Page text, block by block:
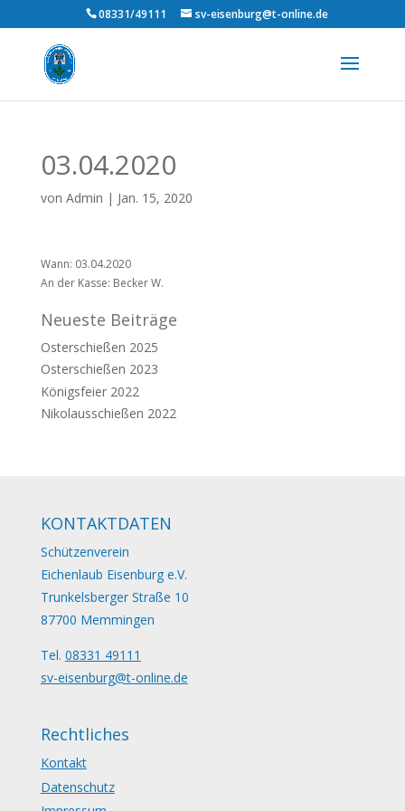
08331/49111 sv-eisenburg@t-online.de
03.04.2020
von Admin | Jan. 15, 2020
Wann: 03.04.2020
An der Kasse: Becker W.
Neueste Beiträge
Osterschießen 2025
Osterschießen 2023
Königsfeier 2022
Nikolausschießen 2022
KONTAKTDATEN
Schützenverein
Eichenlaub Eisenburg e.V.
Trunkelsberger Straße 10
87700 Memmingen
Tel. 08331 49111
sv-eisenburg@t-online.de
Rechtliches
Kontakt
Datenschutz